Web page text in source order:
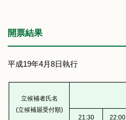
開票結果
平成19年4月8日執行
立候補者氏名
(立候補届受付順)
21:30 22:00